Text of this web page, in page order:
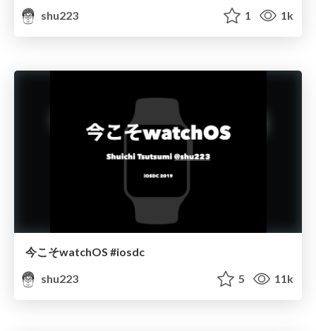
shu223
1 1k
今こそwatchOS #iosdc
shu223
5 11k